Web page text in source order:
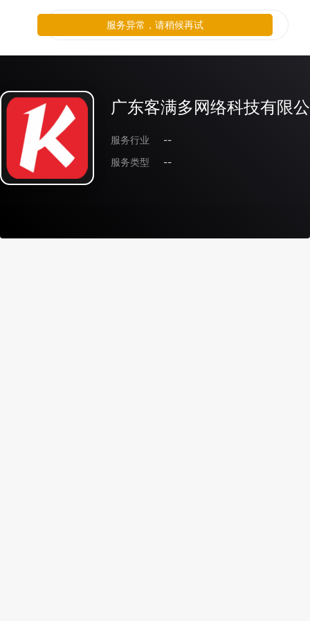
广东客满多网络科技有限
服务行业
--
服务类型
--
服务异常，请稍候再试